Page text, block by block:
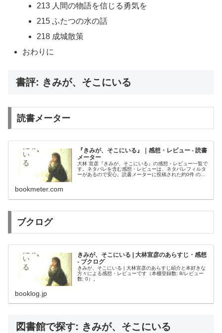
213 人間の物語を信じる勇気を
215 ふたつの水の話
218 成城散策
おわりに
書評: きみが、そこにいる
読書メーター
『きみが、そこにいる』｜感想・レビュー - 読書
メーター
大林 宣彦『きみが、そこにいる』の感想・レビュー一覧で
す。ネタバレを含む感想・レビューは、ネタバレフィルタ
ーがあるので安心。読書メーターに投稿された約0件 の感
bookmeter.com
ブクログ
きみが、そこにいる | 大林宣彦のあらすじ・感想
- ブクログ
きみが、そこにいる | 大林宣彦のあらすじ紹介と本好きな
方々による感想・レビューです（本棚登録数: 8/レビュー
数: 0）。
booklog.jp
図書館で探す: きみが、そこにいる